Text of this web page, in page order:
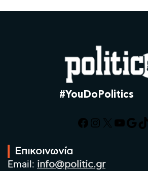
#YouDoPolitics
Facebook
Instagram
X
Επικοινωνία
Email: info@politic.gr